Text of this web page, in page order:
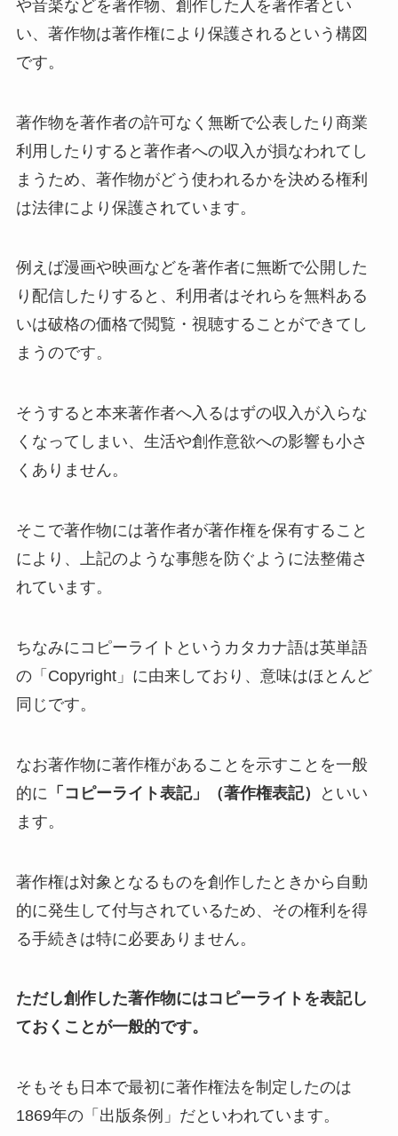
や音楽などを著作物、創作した人を著作者とい
い、著作物は著作権により保護されるという構図
です。
著作物を著作者の許可なく無断で公表したり商業
利用したりすると著作者への収入が損なわれてし
まうため、著作物がどう使われるかを決める権利
は法律により保護されています。
例えば漫画や映画などを著作者に無断で公開した
り配信したりすると、利用者はそれらを無料ある
いは破格の価格で閲覧・視聴することができてし
まうのです。
そうすると本来著作者へ入るはずの収入が入らな
くなってしまい、生活や創作意欲への影響も小さ
くありません。
そこで著作物には著作者が著作権を保有すること
により、上記のような事態を防ぐように法整備さ
れています。
ちなみにコピーライトというカタカナ語は英単語
の「Copyright」に由来しており、意味はほとんど
同じです。
なお著作物に著作権があることを示すことを一般
的に 「コピーライト表記」（著作権表記）
といい
ます。
著作権は対象となるものを創作したときから自動
的に発生して付与されているため、その権利を得
る手続きは特に必要ありません。
ただし創作した著作物にはコピーライトを表記し
ておくことが一般的です。
そもそも日本で最初に著作権法を制定したのは
1869年の「出版条例」だといわれています。